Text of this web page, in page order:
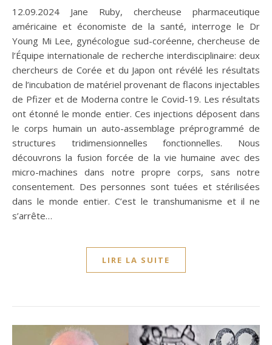
12.09.2024 Jane Ruby, chercheuse pharmaceutique
américaine et économiste de la santé, interroge le Dr
Young Mi Lee, gynécologue sud-coréenne, chercheuse de
l’Équipe internationale de recherche interdisciplinaire: deux
chercheurs de Corée et du Japon ont révélé les résultats
de l’incubation de matériel provenant de flacons injectables
de Pfizer et de Moderna contre le Covid-19. Les résultats
ont étonné le monde entier. Ces injections déposent dans
le corps humain un auto-assemblage préprogrammé de
structures tridimensionnelles fonctionnelles. Nous
découvrons la fusion forcée de la vie humaine avec des
micro-machines dans notre propre corps, sans notre
consentement. Des personnes sont tuées et stérilisées
dans le monde entier. C’est le transhumanisme et il ne
s’arrête…
LIRE LA SUITE